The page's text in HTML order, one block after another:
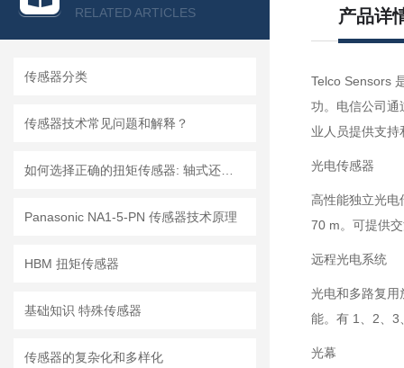
RELATED ARTICLES
传感器分类
传感器技术常见问题和解释？
Panasonic NA1-5-PN 传感器技术原理
HBM 扭矩传感器
基础知识 特殊传感器
传感器的复杂化和多样化
产品详
Telco Sensors
功。电信公司通
业人员提供支
光电传感器
高性能独立光电
70 m。可提供
远程光电系统
光电和多路复用
能。有 1、2、3
光幕